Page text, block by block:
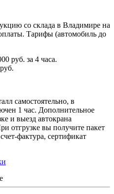
со склада в Владимире на
Тарифы (автомобиль до
руб. за 4 часа.
самостоятельно, в
1 час. Дополнительное
и выезд автокрана
отгрузке вы получите пакет
фактура, сертификат